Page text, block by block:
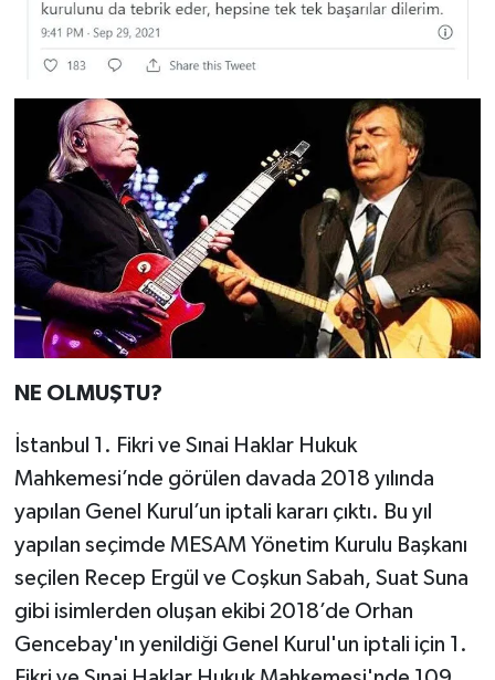
NE OLMUŞTU?
İstanbul 1. Fikri ve Sınai Haklar Hukuk
Mahkemesi’nde görülen davada 2018 yılında
yapılan Genel Kurul’un iptali kararı çıktı. Bu yıl
yapılan seçimde MESAM Yönetim Kurulu Başkanı
seçilen Recep Ergül ve Coşkun Sabah, Suat Suna
gibi isimlerden oluşan ekibi 2018’de Orhan
Gencebay'ın yenildiği Genel Kurul'un iptali için 1.